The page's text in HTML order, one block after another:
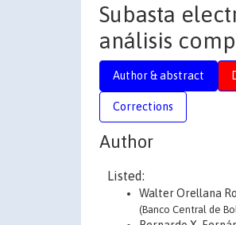
Subasta
análisis
Author & abstract
Corrections
Author
Listed:
Walter Orellana
(Banco Central de